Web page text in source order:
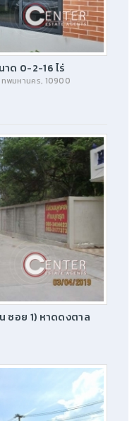
าด 0-2-16 ไร่
พมหานคร, 10900
ซอย 1) หาดดงตาล